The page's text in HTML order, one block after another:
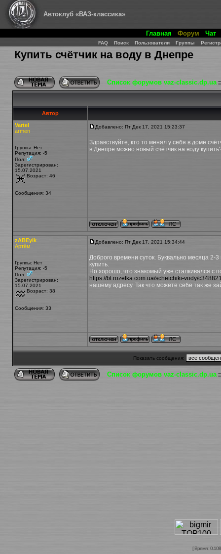
Автоклуб «ВАЗ-классика»
Главная Форум Чат
FAQ Поиск Пользователи Группы
Купить счётчик на воду в Днепре
Список форумов vaz-classic.dp.ua
Автор
Vartel
armen
Группы: Нет
Репутация: -5
Пол:
Зарегистрирован:
15.07.2021
Возраст: 46
Сообщения: 34
Добавлено: Пт Дек 17, 2021 15:23:37
Здравствуйте, кто то менял у себя в доме
в Днепре можно новый счётчик на воду
zABEyik
Артём
Группы: Нет
Репутация: -5
Пол:
Зарегистрирован:
15.07.2021
Возраст: 38
Сообщения: 33
Добавлено: Пт Дек 17, 2021 15:34:44
Доброго времени суток. Буквально месяца 2-
купить.
Но хорошо, что знакомый уже сталкивался с
https://bt.rozetka.com.ua/schetchiki-vody/
нашему адресу. Так что можете себе так же
Показать сообщения:
Список форумов vaz-classic.dp.ua
[ Время :